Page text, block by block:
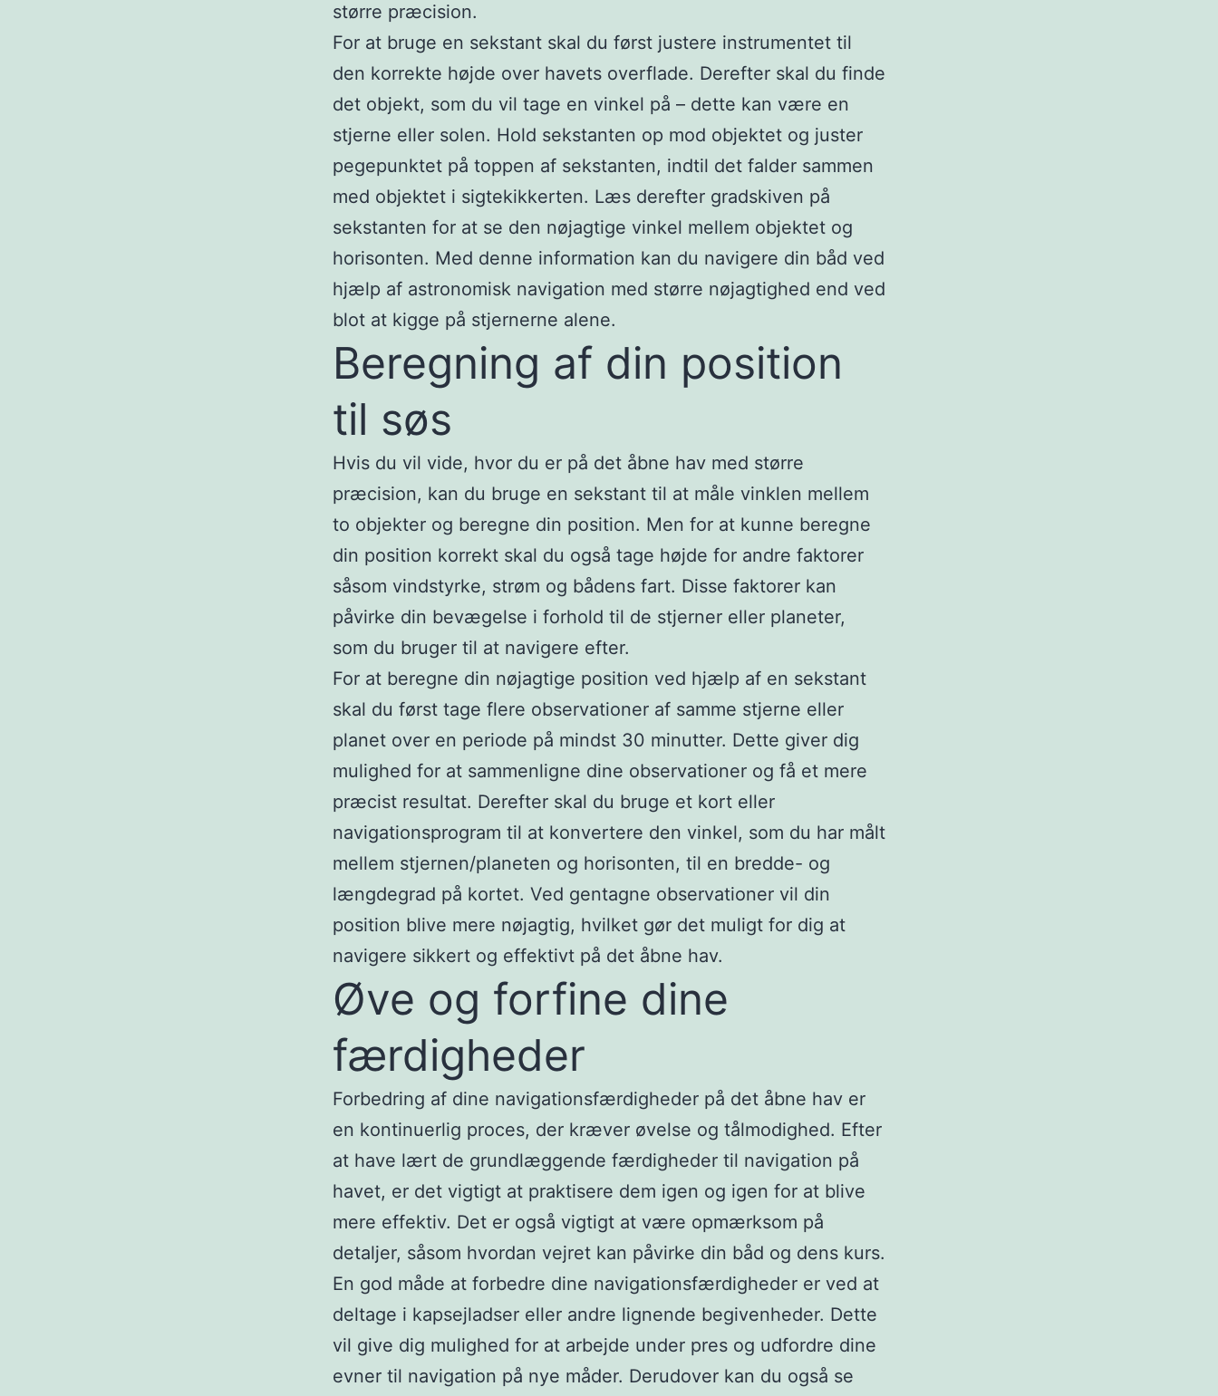
større præcision.
For at bruge en sekstant skal du først justere instrumentet til
den korrekte højde over havets overflade. Derefter skal du finde
det objekt, som du vil tage en vinkel på – dette kan være en
stjerne eller solen. Hold sekstanten op mod objektet og juster
pegepunktet på toppen af ​​sekstanten, indtil det falder sammen
med objektet i sigtekikkerten. Læs derefter gradskiven på
sekstanten for at se den nøjagtige vinkel mellem objektet og
horisonten. Med denne information kan du navigere din båd ved
hjælp af astronomisk navigation med større nøjagtighed end ved
blot at kigge på stjernerne alene.
Beregning af din position
til søs
Hvis du vil vide, hvor du er på det åbne hav med større
præcision, kan du bruge en sekstant til at måle vinklen mellem
to objekter og beregne din position. Men for at kunne beregne
din position korrekt skal du også tage højde for andre faktorer
såsom vindstyrke, strøm og bådens fart. Disse faktorer kan
påvirke din bevægelse i forhold til de stjerner eller planeter,
som du bruger til at navigere efter.
For at beregne din nøjagtige position ved hjælp af en sekstant
skal du først tage flere observationer af samme stjerne eller
planet over en periode på mindst 30 minutter. Dette giver dig
mulighed for at sammenligne dine observationer og få et mere
præcist resultat. Derefter skal du bruge et kort eller
navigationsprogram til at konvertere den vinkel, som du har målt
mellem stjernen/planeten og horisonten, til en bredde- og
længdegrad på kortet. Ved gentagne observationer vil din
position blive mere nøjagtig, hvilket gør det muligt for dig at
navigere sikkert og effektivt på det åbne hav.
Øve og forfine dine
færdigheder
Forbedring af dine navigationsfærdigheder på det åbne hav er
en kontinuerlig proces, der kræver øvelse og tålmodighed. Efter
at have lært de grundlæggende færdigheder til navigation på
havet, er det vigtigt at praktisere dem igen og igen for at blive
mere effektiv. Det er også vigtigt at være opmærksom på
detaljer, såsom hvordan vejret kan påvirke din båd og dens kurs.
En god måde at forbedre dine navigationsfærdigheder er ved at
deltage i kapsejladser eller andre lignende begivenheder. Dette
vil give dig mulighed for at arbejde under pres og udfordre dine
evner til navigation på nye måder. Derudover kan du også se